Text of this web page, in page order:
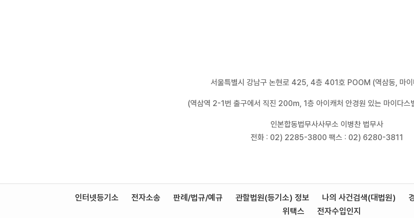
서울특별시 강남구 논현로 425, 4층 401호 POOM (역삼동, 마이
(역삼역 2-1번 출구에서 직진 200m, 1층 아이캐처 안경원 있는 마이다
인본합동법무사사무소 이병찬 법무사
전화 : 02) 2285-3800 팩스 : 02) 6280-3811
인터넷등기소 전자소송 판례/법규/예규 관할법원(등기소) 정보 나의 사건검색(대법원)
위택스
전자수입인지